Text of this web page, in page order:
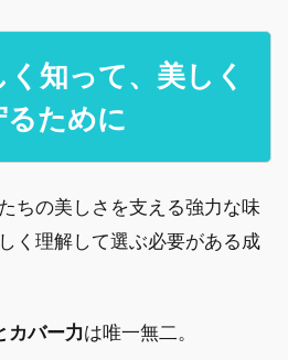
知って、美しく
ために
ちの美しさを支える強力な味
く理解して選ぶ必要がある成
カバー力は唯一無二。